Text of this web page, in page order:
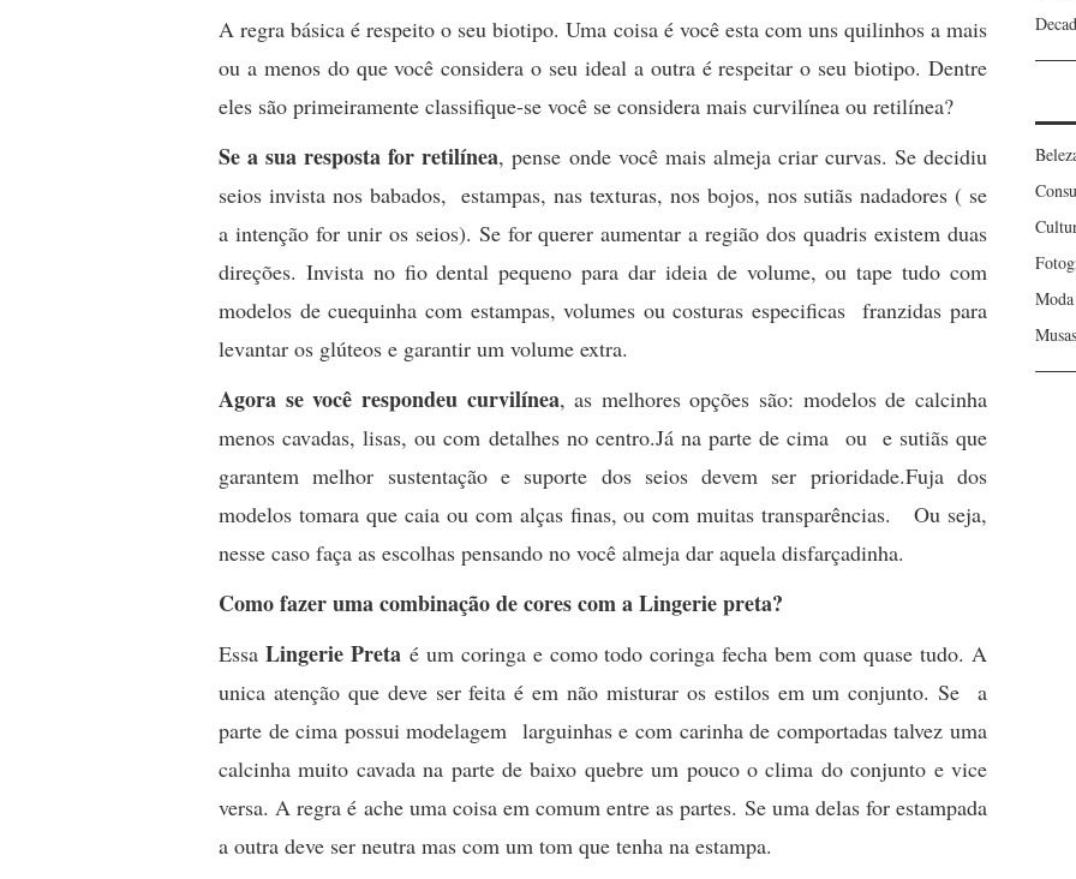
A regra básica é respeito o seu biotipo. Uma coisa é você esta com uns quilinhos a mais
ou a menos do que você considera o seu ideal a outra é respeitar o seu biotipo. Dentre
eles são primeiramente classifique-se você se considera mais curvilínea ou retilínea?
Se a sua resposta for retilínea, pense onde você mais almeja criar curvas. Se decidiu
seios invista nos babados, estampas, nas texturas, nos bojos, nos sutiãs nadadores ( se
a intenção for unir os seios). Se for querer aumentar a região dos quadris existem duas
direções. Invista no fio dental pequeno para dar ideia de volume, ou tape tudo com
modelos de cuequinha com estampas, volumes ou costuras especificas franzidas para
levantar os glúteos e garantir um volume extra.
Agora se você respondeu curvilínea, as melhores opções são: modelos de calcinha
menos cavadas, lisas, ou com detalhes no centro.Já na parte de cima ou e sutiãs que
garantem melhor sustentação e suporte dos seios devem ser prioridade.Fuja dos
modelos tomara que caia ou com alças finas, ou com muitas transparências. Ou seja,
nesse caso faça as escolhas pensando no você almeja dar aquela disfarçadinha.
Como fazer uma combinação de cores com a Lingerie preta?
Essa Lingerie Pretaé um coringa e como todo coringa fecha bem com quase tudo. A
unica atenção que deve ser feita é em não misturar os estilos em um conjunto. Se a
parte de cima possui modelagem larguinhas e com carinha de comportadas talvez uma
calcinha muito cavada na parte de baixo quebre um pouco o clima do conjunto e vice
versa. A regra é ache uma coisa em comum entre as partes. Se uma delas for estampada
a outra deve ser neutra mas com um tom que tenha na estampa.
Moda
Musas